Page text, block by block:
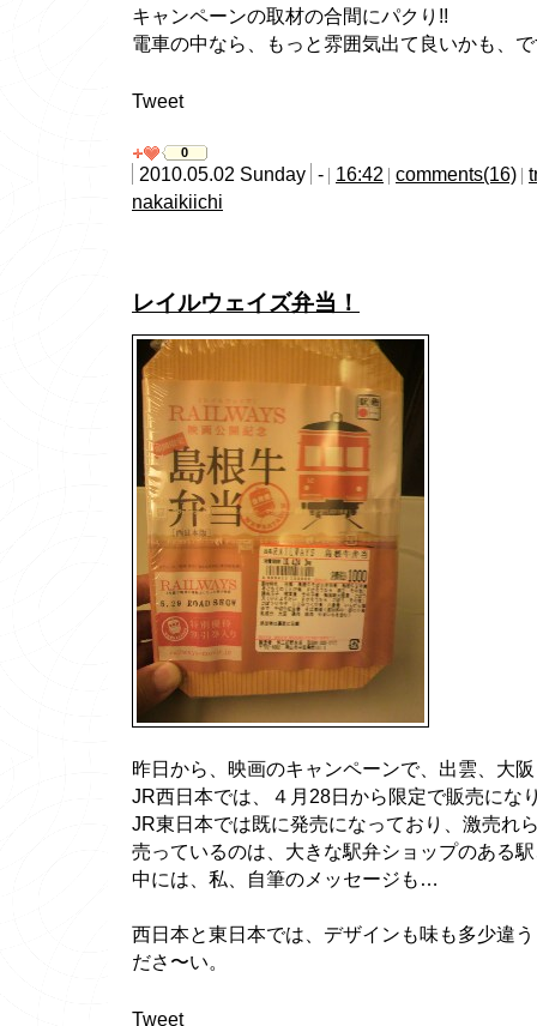
キャンペーンの取材の合間にパクり!!
電車の中なら、もっと雰囲気出て良いかも、
Tweet
0
2010.05.02 Sunday - 16:42 comments(16)
nakaikiichi
レイルウェイズ弁当！
昨日から、映画のキャンペーンで、出雲、大
JR西日本では、４月28日から限定で販売にな
JR東日本では既に発売になっており、激売れ
売っているのは、大きな駅弁ショップのある
中には、私、自筆のメッセージも…
西日本と東日本では、デザインも味も多少違
ださ〜い。
Tweet